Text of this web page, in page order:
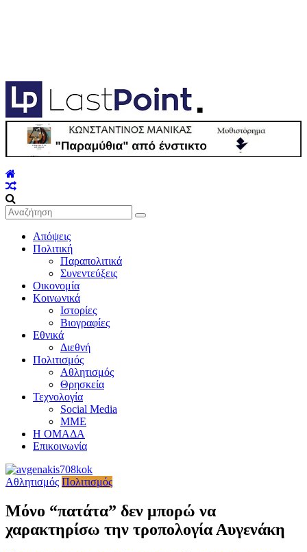
lastpoint.gr
Με
άποψη
μέχρι
τέλους…
Απόψεις
Πολιτική
Παραπολιτικά
Συνεντεύξεις
Οικονομία
Κοινωνικά
Ιστορίες
Βιογραφίες
Εθνικά
Διεθνή
Πολιτισμός
Αθλητισμός
Θρησκεία
Τεχνολογία
Social Media
ΜΜΕ
Η ΟΜΑΔΑ
Επικοινωνία
Αθλητισμός Πολιτισμός
Μόνο “πατάτα” δεν μπορώ να
χαρακτηρίσω την τροπολογία Αυγενάκη